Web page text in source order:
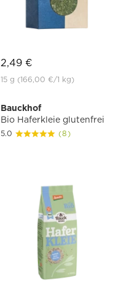
2,49 €
15 g (166,00 €/1 kg)
Bauckhof
Bio Haferkleie glutenfrei
5.0 (8)